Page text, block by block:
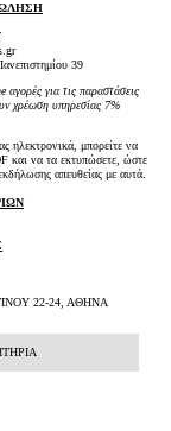
39
για τις παραστάσεις
χρέωση υπηρεσίας 7%
ηλεκτρονικά, μπορείτε να
και να τα εκτυπώσετε, ώστε
απευθείας με αυτά.
22-24, ΑΘΗΝΑ